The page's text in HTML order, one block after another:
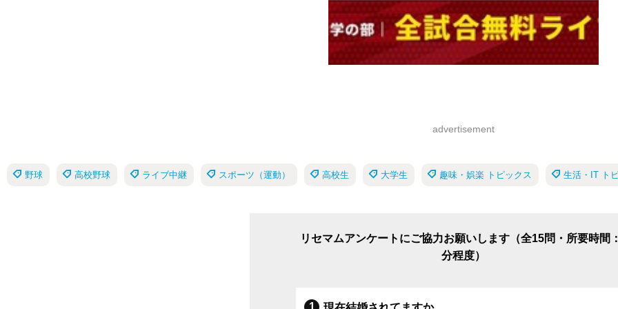
advertisement
野球 高校野球 ライブ中継 スポーツ（運動） 高校生 大学生 趣味・娯楽 トピックス 生活・IT ト
リセマムアンケートにご協力お願いします（全15問・所要時間
分程度）